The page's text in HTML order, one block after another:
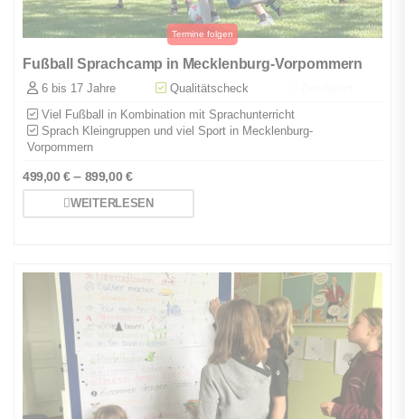
Fußball Sprachcamp in Mecklenburg-Vorpommern
6 bis 17 Jahre Qualitätscheck
Viel Fußball in Kombination mit Sprachunterricht
Sprach Kleingruppen und viel Sport in Mecklenburg-
Vorpommern
499,00€– 899,00€
WEITERLESEN